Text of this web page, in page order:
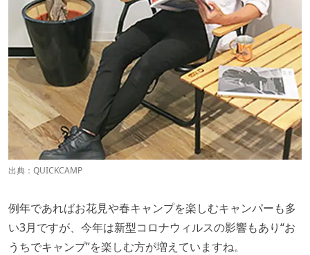
出典： QUICKCAMP
例年であればお花見や春キャンプを楽しむキャンパーも多
い3月ですが、今年は新型コロナウィルスの影響もあり“お
うちでキャンプ”を楽しむ方が増えていますね。